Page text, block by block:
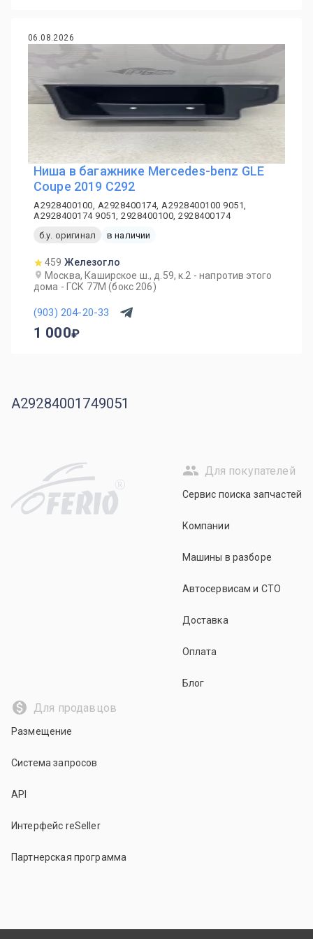
06.08.2026
Ниша в багажнике Mercedes-benz GLE
Coupe 2019 C292
A2928400100, A2928400174, A2928400100 9051,
A2928400174 9051, 2928400100, 2928400174
б.у. оригинал
в наличии
459 Железогло
Москва, Каширское ш., д.59, к.2 - напротив этого
дома - ГСК 77М (бокс 206)
(903) 204-20-33
1 000
A29284001749051
R
Для покупателей
Сервис поиска запчастей
Компании
Машины в разборе
Автосервисам и СТО
Доставка
Оплата
Блог
Для продавцов
Размещение
Система запросов
API
Интерфейс reSeller
Партнерская программа